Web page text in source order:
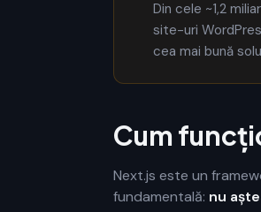
Din cele ~1,2
site-uri
cea mai bună
Cum
Next.js este un
fundamentală: nu